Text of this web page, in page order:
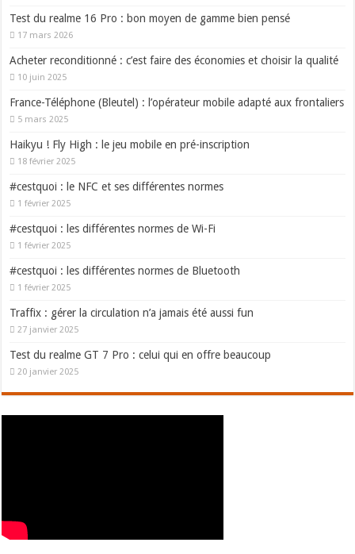
Test du realme 16 Pro : bon moyen de gamme bien pensé
17 mars 2026
Acheter reconditionné : c’est faire des économies et choisir la qualité
10 juin 2025
France-Téléphone (Bleutel) : l’opérateur mobile adapté aux frontaliers
5 mars 2025
Haikyu ! Fly High : le jeu mobile en pré-inscription
18 février 2025
#cestquoi : le NFC et ses différentes normes
1 février 2025
#cestquoi : les différentes normes de Wi-Fi
1 février 2025
#cestquoi : les différentes normes de Bluetooth
1 février 2025
Traffix : gérer la circulation n’a jamais été aussi fun
27 janvier 2025
Test du realme GT 7 Pro : celui qui en offre beaucoup
20 janvier 2025